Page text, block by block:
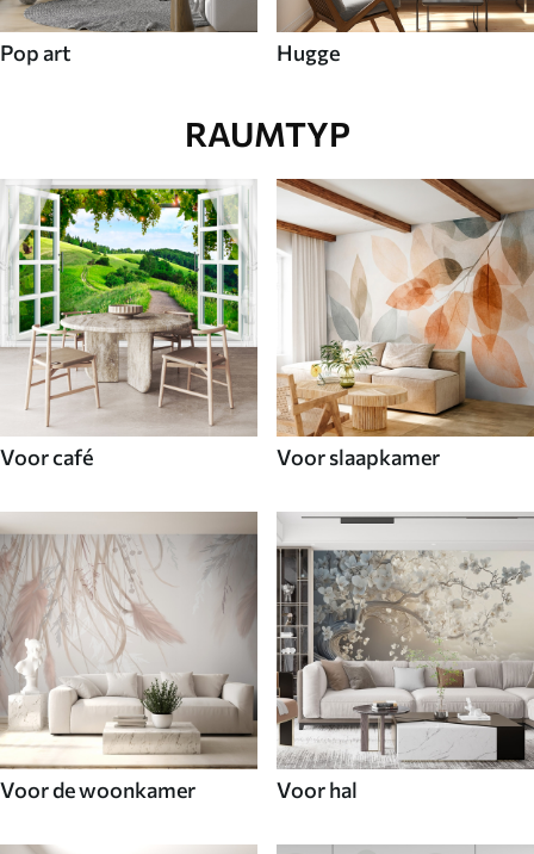
Pop art Hugge
RAUMTYP
Voor café Voor slaapkamer
Voor de woonkamer Voor hal